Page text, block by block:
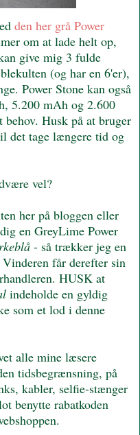
den her grå Power
om at lade helt op,
give mig 3 fulde
(og har en 6'er),
Power Stone kan også
5.200 mAh og 2.600
Husk på at bruger
det tage længere tid og
vel?
her på bloggen eller
en GreyLime Power
- så trækker jeg en
får derefter sin
HUSK at
indeholde en gyldig
som et lod i denne
alle mine læsere
tidsbegrænsning, på
kabler, selfie-stænger
benytte rabatkoden